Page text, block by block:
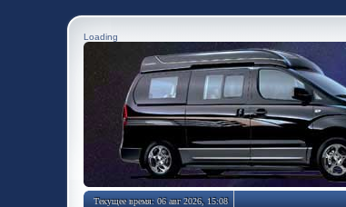
Loading
Текущее время: 06 авг 2026, 15:08